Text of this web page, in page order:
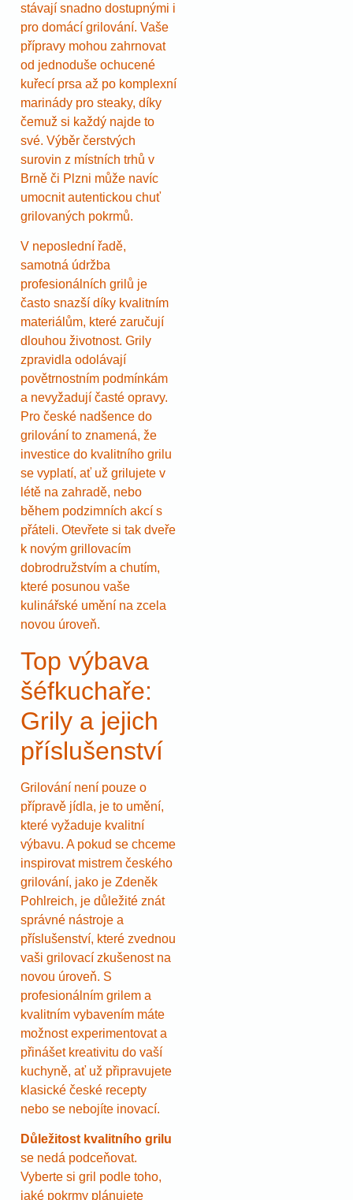
stávají snadno dostupnými i
pro domácí grilování. Vaše
přípravy mohou zahrnovat
od jednoduše ochucené
kuřecí prsa až po komplexní
marinády pro steaky, díky
čemuž si každý najde to
své. Výběr čerstvých
surovin z místních trhů v
Brně či Plzni může navíc
umocnit autentickou chuť
grilovaných pokrmů.
V neposlední řadě,
samotná údržba
profesionálních grilů je
často snazší díky kvalitním
materiálům, které zaručují
dlouhou životnost. Grily
zpravidla odolávají
povětrnostním podmínkám
a nevyžadují časté opravy.
Pro české nadšence do
grilování to znamená, že
investice do kvalitního grilu
se vyplatí, ať už grilujete v
létě na zahradě, nebo
během podzimních akcí s
přáteli. Otevřete si tak dveře
k novým grillovacím
dobrodružstvím a chutím,
které posunou vaše
kulinářské umění na zcela
novou úroveň.
Top výbava
šéfkuchaře:
Grily a jejich
příslušenství
Grilování není pouze o
přípravě jídla, je to umění,
které vyžaduje kvalitní
výbavu. A pokud se chceme
inspirovat mistrem českého
grilování, jako je Zdeněk
Pohlreich, je důležité znát
správné nástroje a
příslušenství, které zvednou
vaši grilovací zkušenost na
novou úroveň. S
profesionálním grilem a
kvalitním vybavením máte
možnost experimentovat a
přinášet kreativitu do vaší
kuchyně, ať už připravujete
klasické české recepty
nebo se nebojíte inovací.
Důležitost kvalitního grilu
se nedá podceňovat.
Vyberte si gril podle toho,
jaké pokrmy plánujete